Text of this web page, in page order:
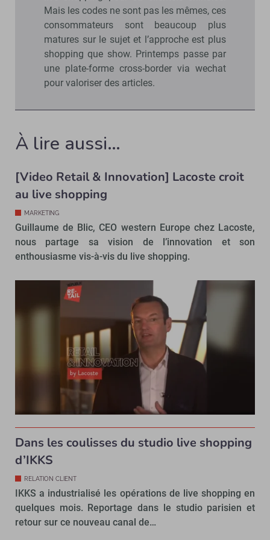
Mais les codes ne sont pas les mêmes, ces
consommateurs sont beaucoup plus
matures sur le sujet et l’approche est plus
shopping que show. Printemps passe par
une plate-forme cross-border via wechat
pour valoriser des articles.
À lire aussi…
[Video Retail & Innovation] Lacoste croit
au live shopping
MARKETING
Guillaume de Blic, CEO western Europe chez Lacoste,
nous partage sa vision de l’innovation et son
enthousiasme vis-à-vis du live shopping.
Dans les coulisses du studio live shopping
d’IKKS
RELATION CLIENT
IKKS a industrialisé les opérations de live shopping en
quelques mois. Reportage dans le studio parisien et
retour sur ce nouveau canal de…